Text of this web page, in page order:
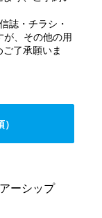
誌・チラシ・
が、その他の用
了承願いま
ーシップ